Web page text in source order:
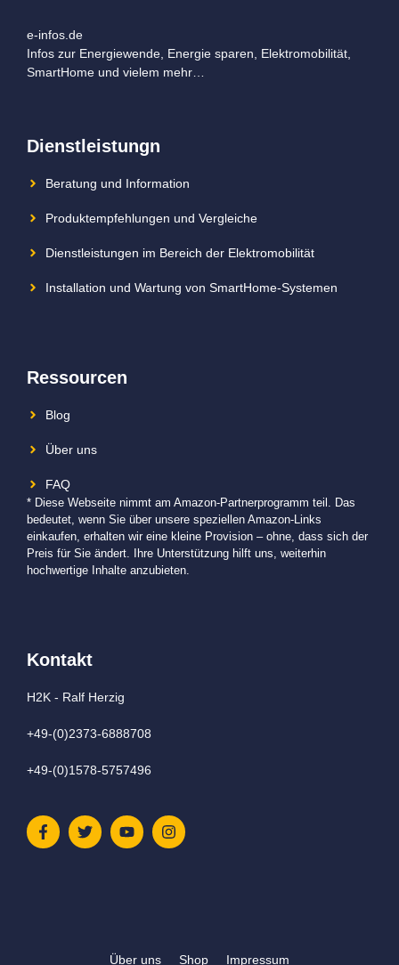
e-infos.de
Infos zur Energiewende, Energie sparen, Elektromobilität,
SmartHome und vielem mehr…
Dienstleistungn
Beratung und Information
Produktempfehlungen und Vergleiche
Dienstleistungen im Bereich der Elektromobilität
Installation und Wartung von SmartHome-Systemen
Ressourcen
Blog
Über uns
FAQ
* Diese Webseite nimmt am Amazon-Partnerprogramm teil. Das
bedeutet, wenn Sie über unsere speziellen Amazon-Links
einkaufen, erhalten wir eine kleine Provision – ohne, dass sich der
Preis für Sie ändert. Ihre Unterstützung hilft uns, weiterhin
hochwertige Inhalte anzubieten.
Kontakt
H2K - Ralf Herzig
+49-(0)2373-6888708
+49-(0)1578-5757496
Über uns Shop Impressum